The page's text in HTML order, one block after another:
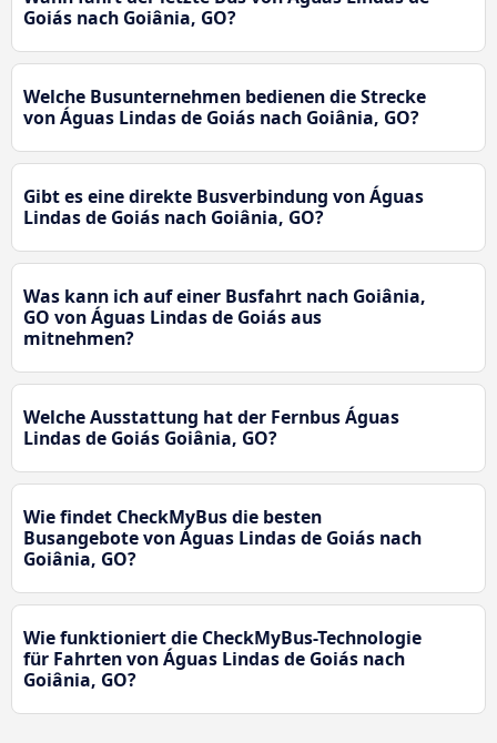
Goiás nach Goiânia, GO?
Welche Busunternehmen bedienen die Strecke
von Águas Lindas de Goiás nach Goiânia, GO?
Gibt es eine direkte Busverbindung von Águas
Lindas de Goiás nach Goiânia, GO?
Was kann ich auf einer Busfahrt nach Goiânia,
GO von Águas Lindas de Goiás aus
mitnehmen?
Welche Ausstattung hat der Fernbus Águas
Lindas de Goiás Goiânia, GO?
Wie findet CheckMyBus die besten
Busangebote von Águas Lindas de Goiás nach
Goiânia, GO?
Wie funktioniert die CheckMyBus-Technologie
für Fahrten von Águas Lindas de Goiás nach
Goiânia, GO?